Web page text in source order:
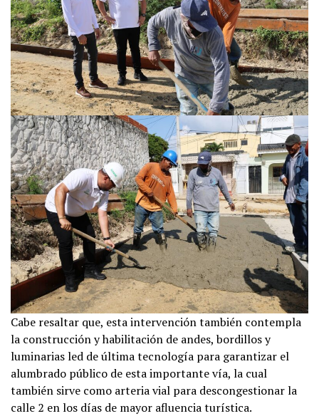
Cabe resaltar que, esta intervención también contempla
la construcción y habilitación de andes, bordillos y
luminarias led de última tecnología para garantizar el
alumbrado público de esta importante vía, la cual
también sirve como arteria vial para descongestionar la
calle 2 en los días de mayor afluencia turística.